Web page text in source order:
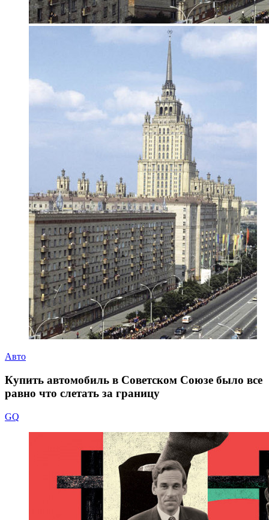
Авто
Купить автомобиль в Советском Союзе было все
равно что слетать за границу
GQ